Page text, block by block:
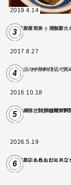
2019.4.14
3
2017.8.27
4
2016.10.18
5
2026.5.19
6